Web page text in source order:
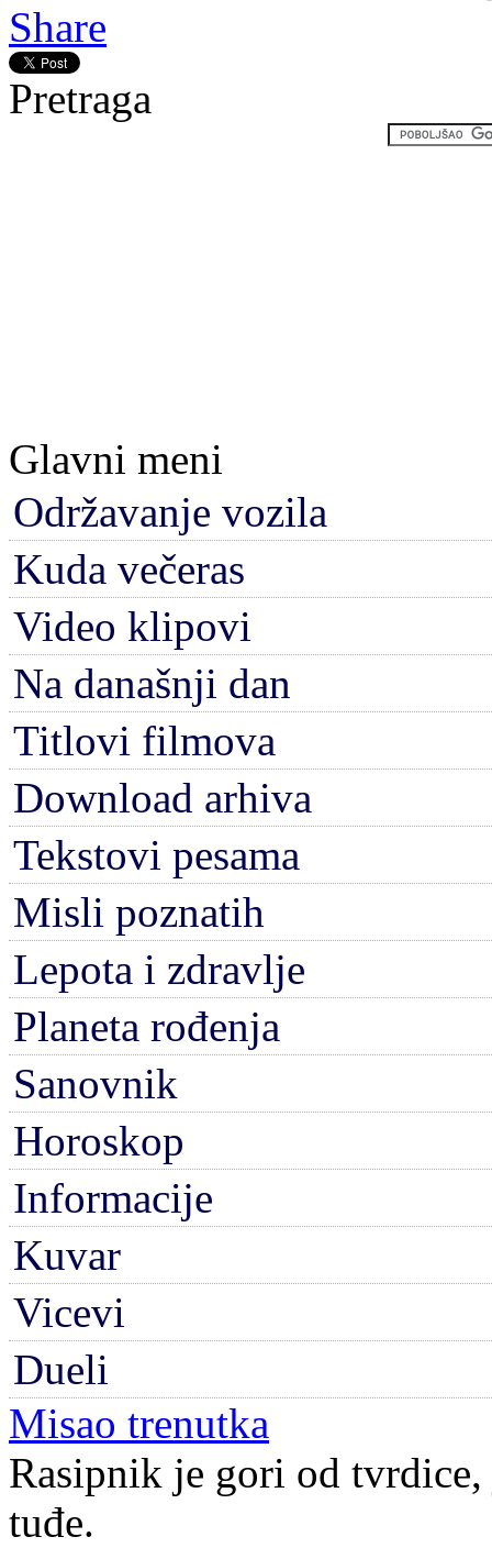
Share
Pretraga
Glavni meni
Održavanje vozila
Kuda večeras
Video klipovi
Na današnji dan
Titlovi filmova
Download arhiva
Tekstovi pesama
Misli poznatih
Lepota i zdravlje
Planeta rođenja
Sanovnik
Horoskop
Informacije
Kuvar
Vicevi
Dueli
Misao trenutka
Rasipnik je gori od
tuđe.